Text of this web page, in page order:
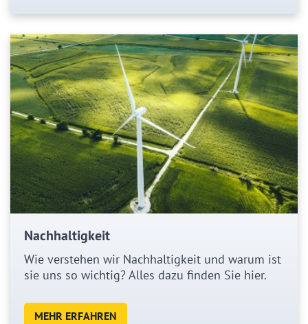
Nachhaltigkeit
Wie verstehen wir Nachhaltigkeit und warum ist
sie uns so wichtig? Alles dazu finden Sie hier.
MEHR ERFAHREN